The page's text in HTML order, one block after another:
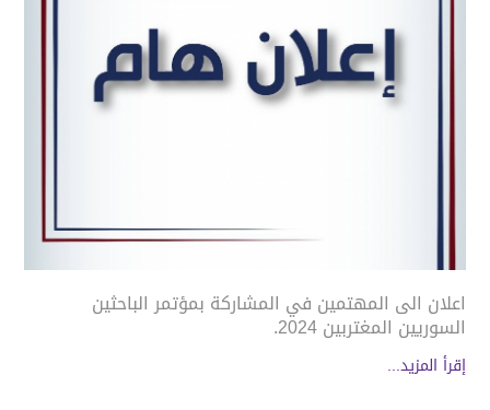
اعلان الى المهتمين في المشاركة بمؤتمر الباحثين
السوريين المغتربين 2024.
إقرأ المزيد...